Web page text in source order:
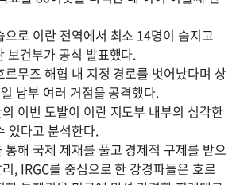
으로 이란 전역에서 최소 14명이 숨지고
보건부가 공식 발표했다.
르무즈 해협 내 지정 경로를 벗어났다며 상
남부 여러 거점을 공격했다.
이번 도발이 이란 지도부 내부의 심각한
있다고 분석한다.
통해 국제 제재를 풀고 경제적 구제를 받으
, IRGC를 중심으로 한 강경파들은 호르